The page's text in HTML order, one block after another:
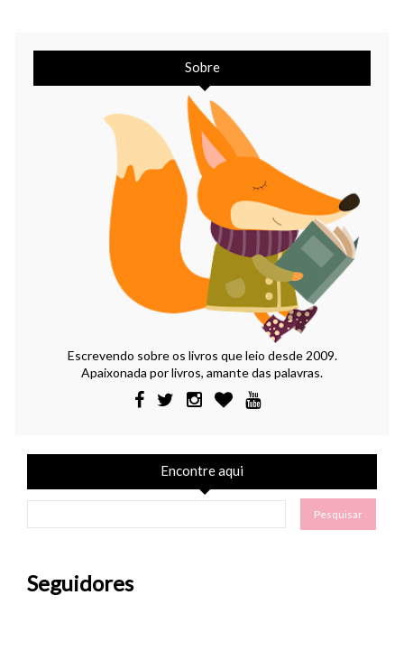
Sobre
Escrevendo sobre os livros que leio desde 2009.
Apaixonada por livros, amante das palavras.
Encontre aqui
Seguidores